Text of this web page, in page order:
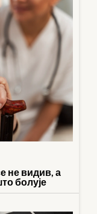
не видив, а
болује